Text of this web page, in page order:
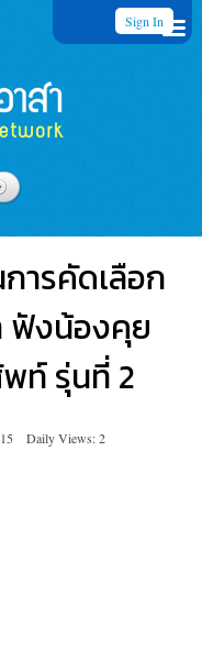
Sign In
ารคัดเลือก
ฟังน้องคุย
ท์ รุ่นที่ 2
Daily Views: 2